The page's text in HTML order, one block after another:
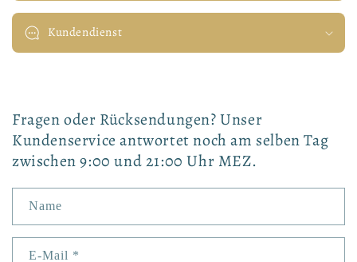
Kundendienst
Fragen oder Rücksendungen? Unser
Kundenservice antwortet noch am selben Tag
zwischen 9:00 und 21:00 Uhr MEZ.
Name
E-Mail *